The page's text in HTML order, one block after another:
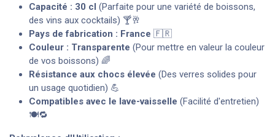
Capacité : 30 cl (Parfaite pour une variété de boissons,
des vins aux cocktails) 🍸🥂
Pays de fabrication : France 🇫🇷
Couleur : Transparente (Pour mettre en valeur la couleur
de vos boissons) 🌈
Résistance aux chocs élevée (Des verres solides pour
un usage quotidien) 💪
Compatibles avec le lave-vaisselle (Facilité d'entretien)
🍽️🔁